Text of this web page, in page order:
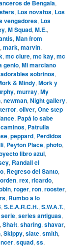
de Bengala,
, Los novatos, Los
vengadores, Los
,M Squad,M.E.,
,Man from
,mark,marvin,
,mc clure,mc kay,mc
genio,Mi marciano
sobrinos,
& Mindy,Mork y
,murray,My
,newman,Night gallery,
,oliver,One step
, Papá lo sabe
, Patrulla
,peppard, Perdidos
, Peyton Place,photo,
libro azul,
, Randall el
, Regreso del Santo,
,rex,ricardo,
,roger,ron,rooster,
, Rumbo a lo
,S.E.A.R.C.H.,S.W.A.T.,
serie,series antiguas,
,Shaft,sharing,shavar,
,Skippy,slate,smith,
,squad,ss,